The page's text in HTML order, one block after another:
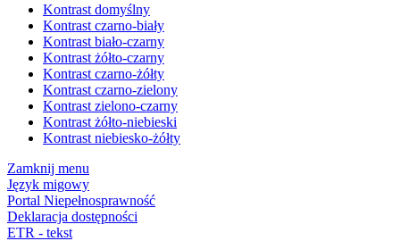
Kontrast domyślny
Kontrast czarno-biały
Kontrast biało-czarny
Kontrast żółto-czarny
Kontrast czarno-żółty
Kontrast czarno-zielony
Kontrast zielono-czarny
Kontrast żółto-niebieski
Kontrast niebiesko-żółty
Zamknij menu
Język migowy
Portal Niepełnosprawność
Deklaracja dostępności
ETR - tekst